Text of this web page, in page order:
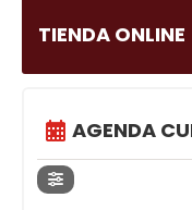
TIENDA ONLINE
AGENDA